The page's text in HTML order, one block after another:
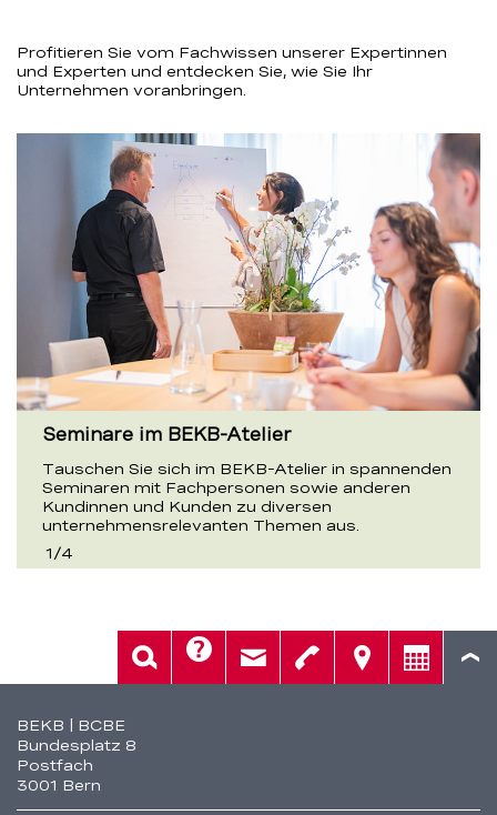
Profitieren Sie vom Fachwissen unserer Expertinnen
und Experten und entdecken Sie, wie Sie Ihr
Unternehmen voranbringen.
Seminare im BEKB-Atelier
Tauschen Sie sich im BEKB-Atelier in spannenden
Seminaren mit Fachpersonen sowie anderen
Kundinnen und Kunden zu diversen
unternehmensrelevanten Themen aus.
1/4
Fusszeile
BEKB | BCBE
Bundesplatz 8
Postfach
3001 Bern